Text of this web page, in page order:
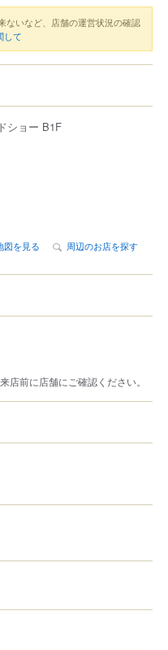
ないなど、店舗の運営状況の確認
して
ショー B1F
図を見る 周辺のお店を探す
前に店舗にご確認ください。